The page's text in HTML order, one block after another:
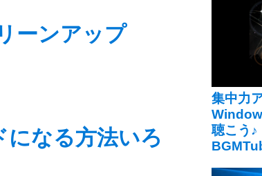
ーンアップ
になる方法いろ
集中力
聴こう♪